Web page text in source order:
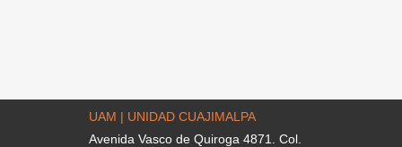
UAM | UNIDAD CUAJIMALPA
Avenida Vasco de Quiroga 4871. Col.